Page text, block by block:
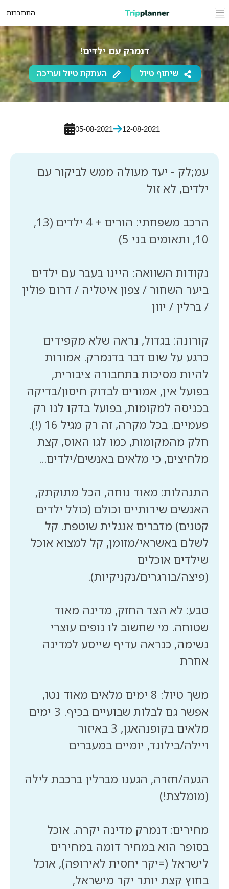
התחברות
דנמרק עם ילדים!
העתקת טיול ועריכה שיתוף טיול
05-08-2021 12-08-2021
עמ;לק - יעד מעולה ממש לביקור עם
הרכב משפחתי: הורים + 4 ילדים (13,
נקודות השוואה: היינו בעבר עם ילדים
ביער השחור / צפון איטליה / דרום פולין
קורונה: בגדול, נראה שלא מקפידים
כרגע על שום דבר בדנמרק. אמורות
להיות מסיכות בתחבורה ציבורית,
בפועל אין, אמורים לבדוק חיסון/בדיקה
בכניסה למקומות, בפועל בדקו לנו רק
פעמיים. בכל מקרה, זה רק מגיל 16 (!).
חלק מהמקומות, כמו לגו האוס, קצת
התנהלות: מאוד נוחה, הכל מתוקתק,
האנשים שירותיים וכולם (כולל ילדים
קטנים) מדברים אנגלית שוטפת. קל
לשלם באשראי/מזומן, קל למצוא אוכל
שילדים אוכלים
טבע: לא הצד החזק, מדינה מאוד
שטוחה. מי שחשוב לו נופים עוצרי
נשימה, כנראה עדיף שייסע למדינה
משך טיול: 8 ימים מלאים מאוד נטו,
אפשר גם לבלות שבועיים בכיף. 3 ימים
מלאים בקופנהאגן, 3 באיזור
הגעה/חזרה, הגענו מברלין ברכבת לילה
מחירים: דנמרק מדינה יקרה. אוכל
בסופר הוא במחיר דומה במחירים
לישראל (=יקר יחסית לאירופה), אוכל
בחוץ קצת יותר יקר מישראל,